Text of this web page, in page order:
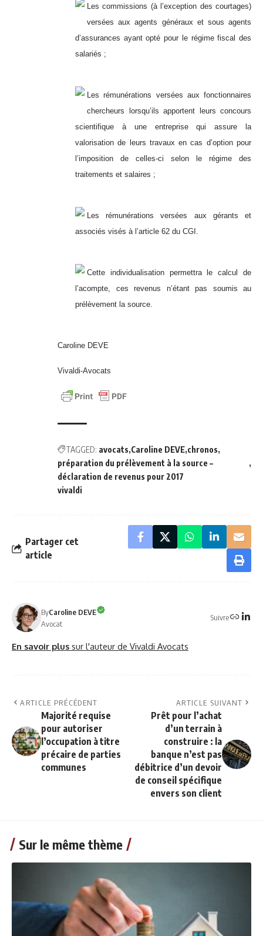
Les commissions (à l’exception des courtages)
versées aux agents généraux et sous agents
d’assurances ayant opté pour le régime fiscal des
salariés ;
Les rémunérations versées aux fonctionnaires
chercheurs lorsqu’ils apportent leurs concours
scientifique à une entreprise qui assure la
valorisation de leurs travaux en cas d’option pour
l’imposition de celles-ci selon le régime des
traitements et salaires ;
Les rémunérations versées aux gérants et
associés visés à l’article 62 du CGI.
Cette individualisation permettra le calcul de
l’acompte, ces revenus n’étant pas soumis au
prélèvement la source.
Caroline DEVE
Vivaldi-Avocats
TAGGED: avocats Caroline DEVE chronos
préparation du prélèvement à la source –
déclaration de revenus pour 2017
vivaldi
Partager cet
article
ByCaroline DEVE
Avocat
Suivre
En savoir plus sur l'auteur de Vivaldi Avocats
ARTICLE PRÉCÉDENT
Majorité requise
pour autoriser
l’occupation à titre
précaire de parties
communes
ARTICLE SUIVANT
Prêt pour l’achat
d’un terrain à
construire : la
banque n’est pas
débitrice d’un devoir
de conseil spécifique
envers son client
Sur le même thème